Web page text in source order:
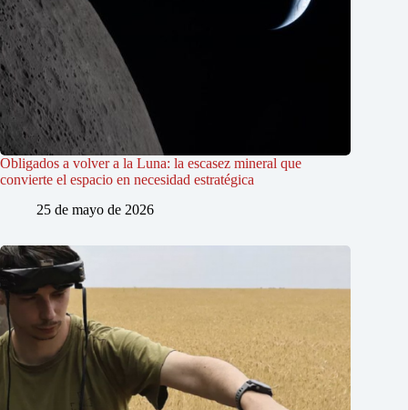
Obligados a volver a la Luna: la escasez mineral que
convierte el espacio en necesidad estratégica
25 de mayo de 2026